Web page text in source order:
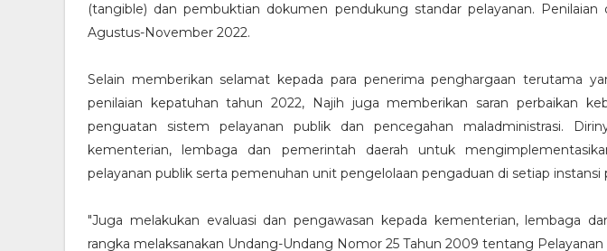
(tangible) dan pembuktian dokumen pendukung standar pelayanan. Penilaian
Agustus-November 2022.
Selain memberikan selamat kepada para penerima penghargaan terutama
penilaian kepatuhan tahun 2022, Najih juga memberikan saran perbaikan
penguatan sistem pelayanan publik dan pencegahan maladministrasi.
kementerian, lembaga dan pemerintah daerah untuk
pelayanan publik serta pemenuhan unit pengelolaan pengaduan di setiap instansi
"Juga melakukan evaluasi dan pengawasan kepada kementerian, lembaga
rangka melaksanakan Undang-Undang Nomor 25 Tahun 2009 tentang Pelayanan